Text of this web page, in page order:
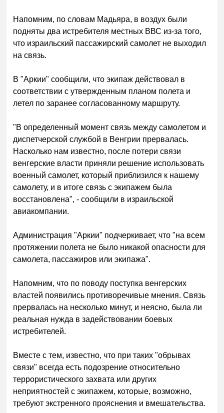
Напомним, по словам Мадьяра, в воздух были
подняты два истребителя местных ВВС из-за того,
что израильский пассажирский самолет не выходил
на связь.
В "Аркии" сообщили, что экипаж действовал в
соответствии с утвержденным планом полета и
летел по заранее согласованному маршруту.
"В определенный момент связь между самолетом и
диспетчерской службой в Венгрии прервалась.
Насколько нам известно, после потери связи
венгерские власти приняли решение использовать
военный самолет, который приблизился к нашему
самолету, и в итоге связь с экипажем была
восстановлена", - сообщили в израильской
авиакомпании.
Администрация "Аркии" подчеркивает, что "на всем
протяжении полета не было никакой опасности для
самолета, пассажиров или экипажа".
Напомним, что по поводу поступка венгерских
властей появились противоречивые мнения. Связь
прервалась на несколько минут, и неясно, была ли
реальная нужда в задействовании боевых
истребителей.
Вместе с тем, известно, что при таких "обрывах
связи" всегда есть подозрение относительно
террористического захвата или других
неприятностей с экипажем, которые, возможно,
требуют экстренного прояснения и вмешательства.